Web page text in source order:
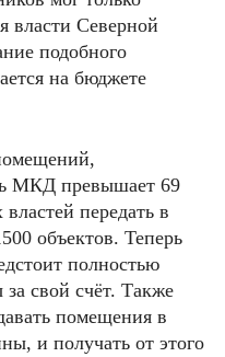
власти Северной
подобного
на бюджете
МКД превышает 69
передать в
объектов. Теперь
полностью
свой счёт. Также
помещения в
и получать от этого